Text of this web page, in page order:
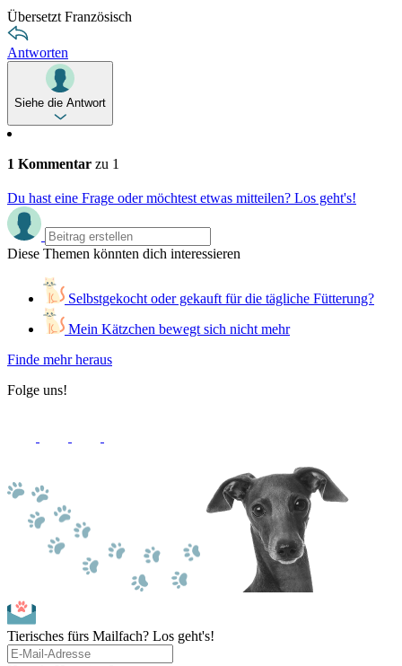
Übersetzt Französisch
Antworten
Siehe die Antwort
1 Kommentar zu 1
Du hast eine Frage oder möchtest etwas mitteilen? Los geht's!
Diese Themen könnten dich interessieren
Selbstgekocht oder gekauft für die tägliche Fütterung?
Mein Kätzchen bewegt sich nicht mehr
Finde mehr heraus
Folge uns!
Tierisches fürs Mailfach? Los geht's!